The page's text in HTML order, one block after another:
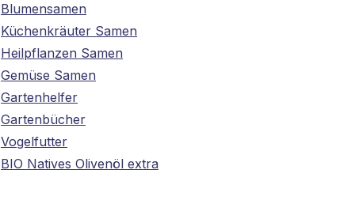
Blumensamen
Küchenkräuter Samen
Heilpflanzen Samen
Gemüse Samen
Gartenhelfer
Gartenbücher
Vogelfutter
BIO Natives Olivenöl extra